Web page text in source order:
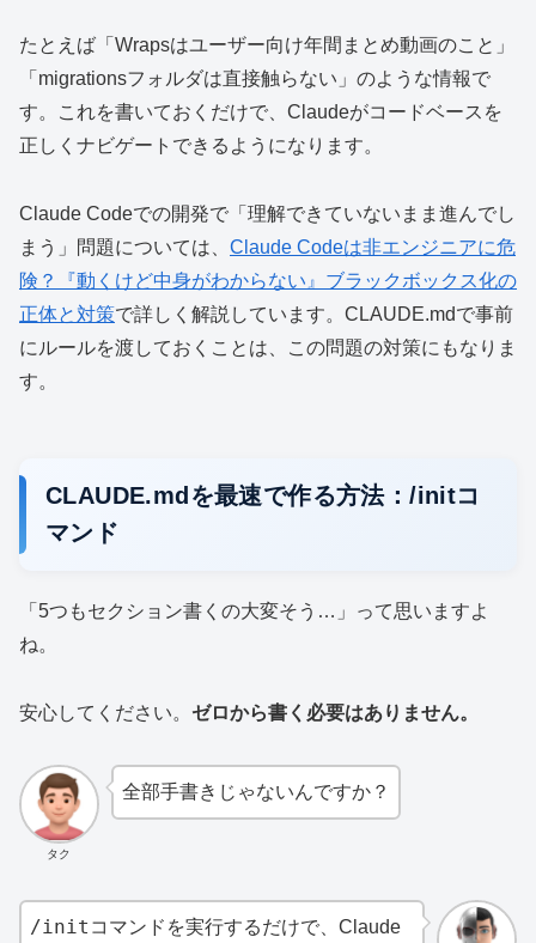
たとえば「Wrapsはユーザー向け年間まとめ動画のこと」
「migrationsフォルダは直接触らない」のような情報で
す。これを書いておくだけで、Claudeがコードベースを
正しくナビゲートできるようになります。
Claude Codeでの開発で「理解できていないまま進んでし
まう」問題については、 Claude Codeは非エンジニアに危
険？『動くけど中身がわからない』ブラックボックス化の
正体と対策で詳しく解説しています。CLAUDE.mdで事前
にルールを渡しておくことは、この問題の対策にもなりま
す。
CLAUDE.mdを最速で作る方法：/initコ
マンド
「5つもセクション書くの大変そう…」って思いますよ
ね。
安心してください。 ゼロから書く必要はありません。
タク
全部手書きじゃないんですか？
/init コマンドを実行するだけで、Claude